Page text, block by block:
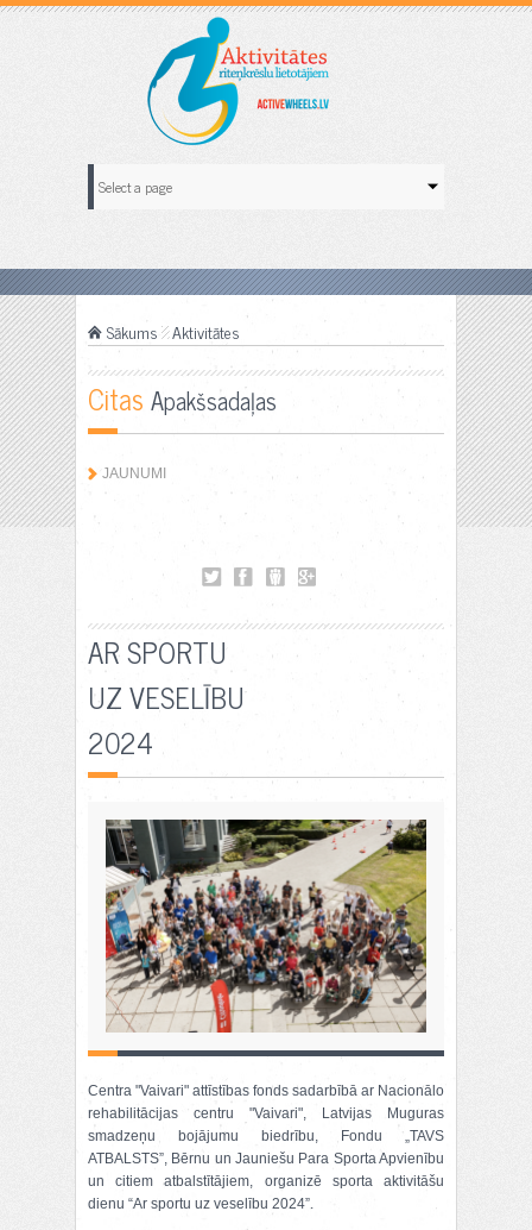
Sākums Aktivitātes
Citas Apakšsadaļas
JAUNUMI
AR SPORTU
UZ VESELĪBU
2024
Centra "Vaivari" attīstības fonds sadarbībā ar Nacionālo
rehabilitācijas centru "Vaivari", Latvijas Muguras
smadzeņu bojājumu biedrību, Fondu „TAVS
ATBALSTS”, Bērnu un Jauniešu Para Sporta Apvienību
un citiem atbalstītājiem, organizē sporta aktivitāšu
dienu “Ar sportu uz veselību 2024”.